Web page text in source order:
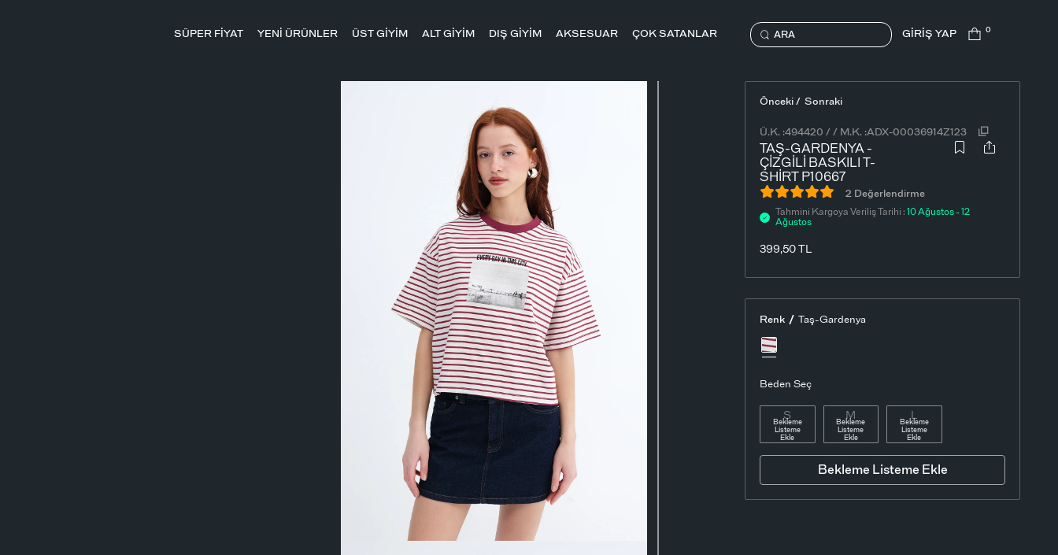
SÜPER FİYAT YENİ ÜRÜNLER ÜST GİYİM ALT GİYİM DIŞ GİYİM AKSESUAR ÇOK SATANLAR ARA GİRİŞ YAP 0
Önceki / Sonraki
Ü.K. :494420 // M.K. :ADX-00036914Z123
TAŞ-GARDENYA -
ÇIZGILI BASKILI T-
SHIRT P10667
2 Değerlendirme
Tahmini Kargoya Veriliş Tarihi :10 Ağustos - 12
Ağustos
399,50TL
Renk / Taş-Gardenya
Beden Seç
S
Bekleme
Listeme
Ekle
M
Bekleme
Listeme
Ekle
L
Bekleme
Listeme
Ekle
Bekleme Listeme Ekle